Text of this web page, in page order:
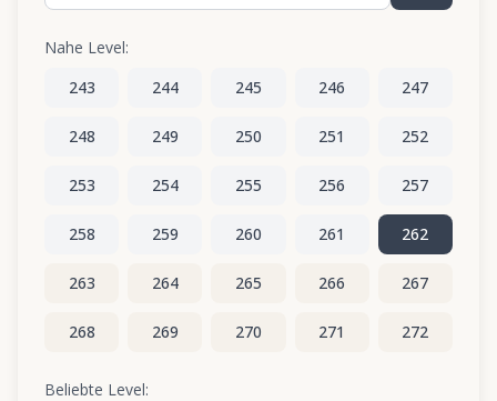
Nahe Level:
243
244 245 246 247
248 249 250 251 252
253 254 255 256 257
258 259 260 261 262
263 264 265 266 267
268 269 270 271 272
273
Beliebte Level: